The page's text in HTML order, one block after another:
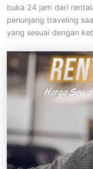
buka 24 jam dari
penunjang traveling
yang sesuai dengan